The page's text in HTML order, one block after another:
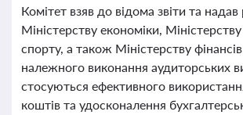
Комітет взяв до відома звіти та надав
Міністерству економіки,
спорту, а також Міністерству
належного виконання аудиторських
стосуються ефективного
коштів та удосконалення